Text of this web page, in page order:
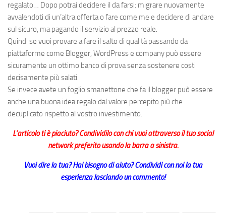
regalato… Dopo potrai decidere il da farsi: migrare nuovamente
avvalendoti di un’altra offerta o fare come me e decidere di andare
sul sicuro, ma pagando il servizio al prezzo reale.
Quindi se vuoi provare a fare il salto di qualità passando da
piattaforme come Blogger, WordPress e company può essere
sicuramente un ottimo banco di prova senza sostenere costi
decisamente più salati.
Se invece avete un foglio smanettone che fa il blogger può essere
anche una buona idea regalo dal valore percepito più che
decuplicato rispetto al vostro investimento.
L’articolo ti è piaciuto? Condividilo con chi vuoi attraverso il tuo social
network preferito usando la barra a sinistra.
Vuoi dire la tua? Hai bisogno di aiuto? Condividi con noi la tua
esperienza lasciando un commento!